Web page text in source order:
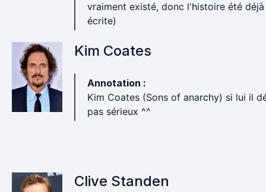
vraiment existé, donc l'histoire été déjà
écrite)
Kim Coates
Annotation :
Kim Coates (Sons of anarchy) si lui il
pas sérieux ^^
Clive Standen